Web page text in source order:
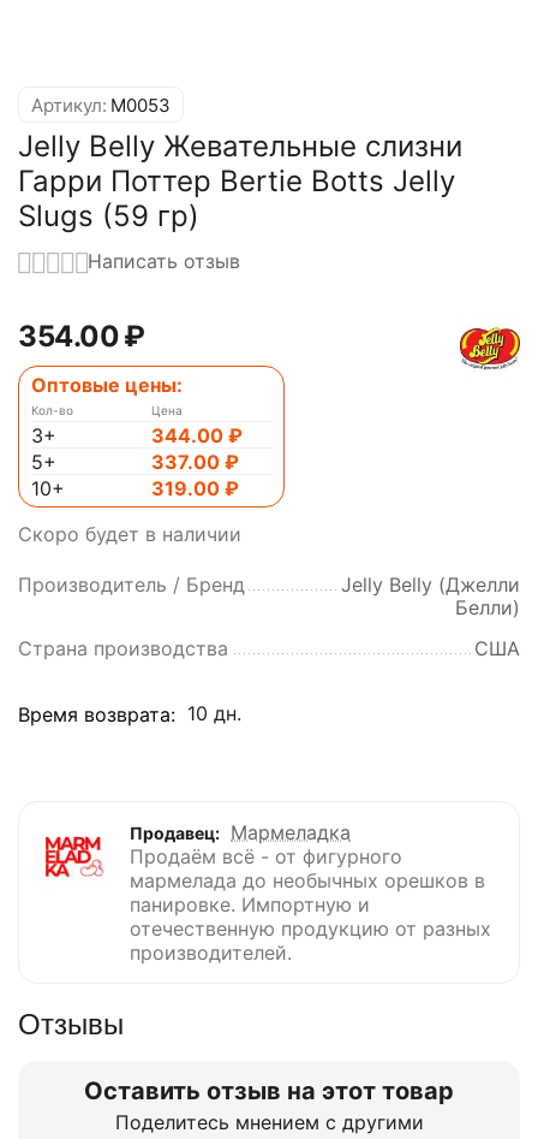
Артикул: M0053
Jelly Belly Жевательные слизни
Гарри Поттер Bertie Botts Jelly
Slugs (59 гр)
Написать отзыв
354.00₽
Оптовые цены:
Кол-во
3+
5+
10+
Цена
344.00 ₽
337.00 ₽
319.00 ₽
Скоро будет в наличии
Производитель / Бренд
Jelly Belly (Джелли
Белли)
Страна производства
США
Время возврата: 10 дн.
Продавец: Мармеладка
Продаём всё - от фигурного
мармелада до необычных орешков в
панировке. Импортную и
отечественную продукцию от разных
производителей.
Отзывы
Оставить отзыв на этот товар
Поделитесь мнением с другими